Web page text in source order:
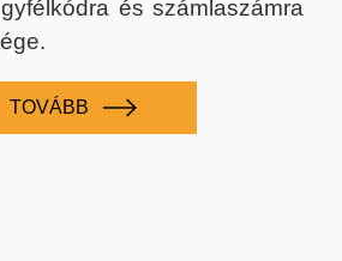
és számlaszámra
TOVÁBB